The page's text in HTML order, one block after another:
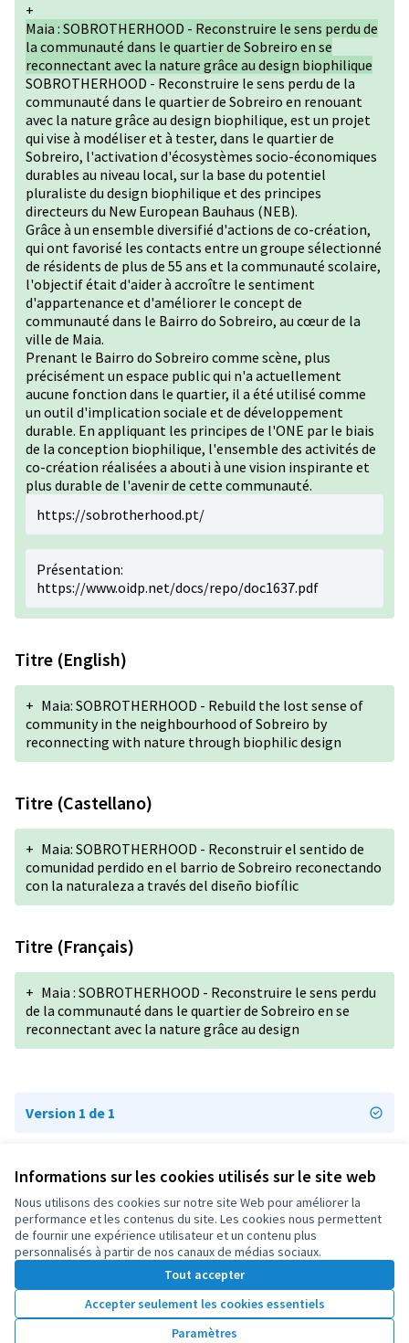
Informations sur les cookies utilisés sur le site web
Nous utilisons des cookies sur notre site Web pour améliorer la
performance et les contenus du site. Les cookies nous permettent
de fournir une expérience utilisateur et un contenu plus
personnalisés à partir de nos canaux de médias sociaux.
Tout accepter
Accepter seulement les cookies essentiels
Paramètres
+
Maia : SOBROTHERHOOD - Reconstruire le sens perdu de
la communauté dans le quartier de Sobreiro en se
reconnectant avec la nature grâce au design biophilique
SOBROTHERHOOD - Reconstruire le sens perdu de la
communauté dans le quartier de Sobreiro en renouant
avec la nature grâce au design biophilique, est un projet
qui vise à modéliser et à tester, dans le quartier de
Sobreiro, l'activation d'écosystèmes socio-économiques
durables au niveau local, sur la base du potentiel
pluraliste du design biophilique et des principes
directeurs du New European Bauhaus (NEB).
Grâce à un ensemble diversifié d'actions de co-création,
qui ont favorisé les contacts entre un groupe sélectionné
de résidents de plus de 55 ans et la communauté scolaire,
l'objectif était d'aider à accroître le sentiment
d'appartenance et d'améliorer le concept de
communauté dans le Bairro do Sobreiro, au cœur de la
ville de Maia.
Prenant le Bairro do Sobreiro comme scène, plus
précisément un espace public qui n'a actuellement
aucune fonction dans le quartier, il a été utilisé comme
un outil d'implication sociale et de développement
durable. En appliquant les principes de l'ONE par le biais
de la conception biophilique, l'ensemble des activités de
co-création réalisées a abouti à une vision inspirante et
plus durable de l'avenir de cette communauté.
https://sobrotherhood.pt/
Présentation:
https://www.oidp.net/docs/repo/doc1637.pdf
Titre (English)
+ Maia: SOBROTHERHOOD - Rebuild the lost sense of
community in the neighbourhood of Sobreiro by
reconnecting with nature through biophilic design
Titre (Castellano)
+ Maia: SOBROTHERHOOD - Reconstruir el sentido de
comunidad perdido en el barrio de Sobreiro reconectando
con la naturaleza a través del diseño biofílic
Titre (Français)
+ Maia : SOBROTHERHOOD - Reconstruire le sens perdu
de la communauté dans le quartier de Sobreiro en se
reconnectant avec la nature grâce au design
Version 1 de 1
Conditions d'utilisation
Paramètres des cookies
OIDP sur X
(Lien externe)
OIDP sur Facebook
(Lien externe)
OIDP sur YouTube
(Lien externe)
Français
Choose languageChoisir la langueElegir el idioma
Licence
(Lien